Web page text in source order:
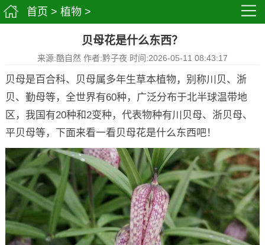
首页 > 植物 >
贝母花是什么东西？
来源:酷自然 作者:黔子夜 时间:2026-05-11 08:43:17
贝母是百合科、贝母属多年生草本植物，别称川贝、浙
贝、勤母等，全世界有60种，广泛分布于北半球温带地
区，我国有20种和2变种，代表物种有川贝母、浙贝母、
平贝母等，下面来看一看贝母花是什么东西吧！